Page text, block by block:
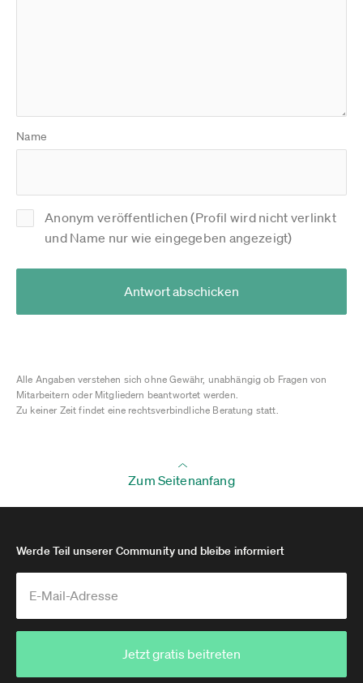
Name
Anonym veröffentlichen (Profil wird nicht verlinkt
und Name nur wie eingegeben angezeigt)
Antwort abschicken
Alle Angaben verstehen sich ohne Gewähr, unabhängig ob Fragen von
Mitarbeitern oder Mitgliedern beantwortet werden.
Zu keiner Zeit findet eine rechtsverbindliche Beratung statt.
Zum Seitenanfang
Werde Teil unserer Community und bleibe informiert
Jetzt gratis beitreten